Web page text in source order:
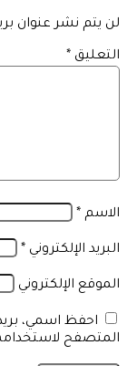
لن يتم نشر عنوان
التعليق *
الاسم *
البريد الإلكتروني *
الموقع الإلكتروني
احفظ اسمي،
المتصفح